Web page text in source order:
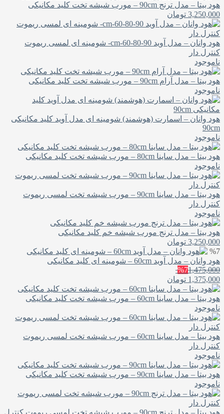
هود بیتا – مدل ترنج 90cm – مورب شیشه تخت کلید مکانیکی
3,250,000 تومان
هود وانان – مدل آوید cm-60-80-90- شومینه ای لمسی ریموت
کنترل دار
ناموجود
هود بیتا – مدل آرام 90cm – مورب شیشه تخت کلید مکانیکی
ناموجود
هود وانان – اسمارت (هوشمند) شومینه ای مدل آوید کلید مکانیکی
90cm
ناموجود
هود بیتا – مدل ساینا 80cm – مورب شیشه تخت کلید مکانیکی
ناموجود
هود بیتا – مدل ساینا 90cm – مورب شیشه تخت لمسی ریموت
کنترل دار
ناموجود
هود بیتا – مدل ترنج مورب شیشه خم کلید مکانیکی
3,250,000 تومان
%7
هود وانان – مدل آوید 60cm – شومینه ای کلید مکانیکی
%71,475,000
1,375,000 تومان
هود بیتا – مدل ساینا 60cm – مورب شیشه تخت کلید مکانیکی
ناموجود
هود بیتا – مدل ساینا 60cm – مورب شیشه تخت لمسی ریموت
کنترل دار
ناموجود
هود بیتا – مدل ساینا 90cm – مورب شیشه تخت کلید مکانیکی
ناموجود
هود بیتا – مدل ترنج 90cm – مورب شیشه تخت لمسی ریموت کنترل